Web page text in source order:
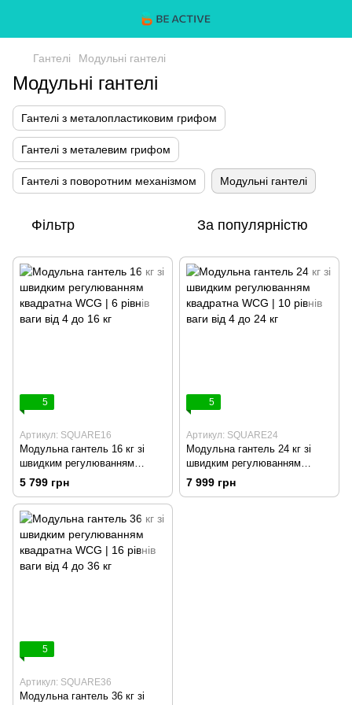
Гантелі Модульні гантелі
Модульні гантелі
Гантелі з металопластиковим грифом
Гантелі з металевим грифом
Гантелі з поворотним механізмом Модульні гантелі
Фільтр За популярністю
5
Артикул: SQUARE16
Модульна гантель 16 кг зі
швидким регулюванням
квадратна WCG | 6 рівнів ваги
від 4 до 16 кг
5 799 грн
5
Артикул: SQUARE24
Модульна гантель 24 кг зі
швидким регулюванням
квадратна WCG | 10 рівнів
ваги від 4 до 24 кг
7 999 грн
5
Артикул: SQUARE36
Модульна гантель 36 кг зі